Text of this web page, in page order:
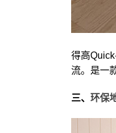
得高
流。是一
三、 环保